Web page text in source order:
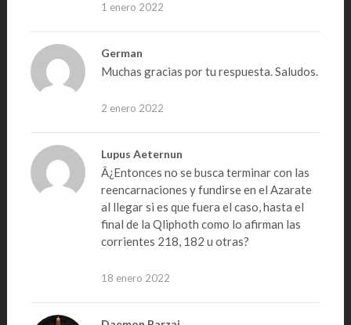
1 enero 2022
German
Muchas gracias por tu respuesta. Saludos.
2 enero 2022
Lupus Aeternun
Â¿Entonces no se busca terminar con las
reencarnaciones y fundirse en el Azarate
al llegar si es que fuera el caso, hasta el
final de la Qliphoth como lo afirman las
corrientes 218, 182 u otras?
18 enero 2022